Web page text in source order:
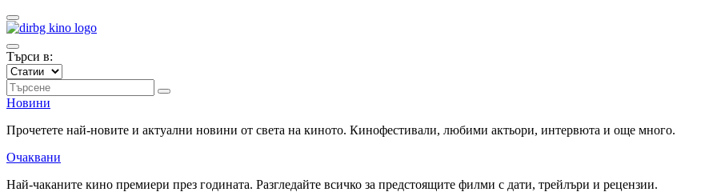
Търси в:
Новини
Прочетете най-новите и актуални новини от света на киното. Кинофестивали, любими актьори, интервюта и още много.
Очаквани
Най-чаканите кино премиери през годината. Разгледайте всичко за предстоящите филми с дати, трейлъри и рецензии.